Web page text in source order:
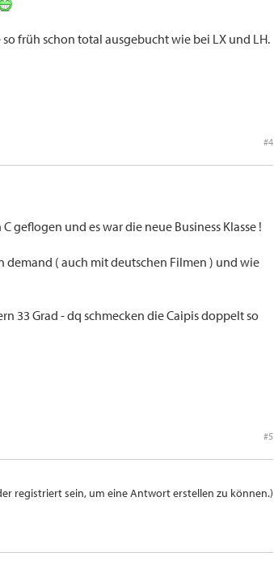
früh schon total ausgebucht wie bei LX und LH.
#4
geflogen und es war die neue Business Klasse !
demand ( auch mit deutschen Filmen ) und wie
33 Grad - dq schmecken die Caipis doppelt so
#5
registriert sein, um eine Antwort erstellen zu können.)